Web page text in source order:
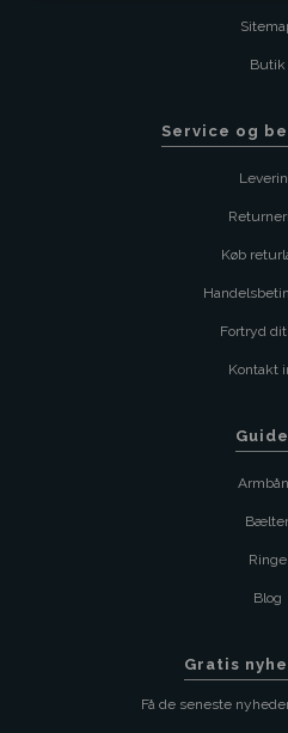
Butik
Service og
Køb
Fortryd
Kontakt
Bælter
Ringe
Blog
Gratis
Få de seneste